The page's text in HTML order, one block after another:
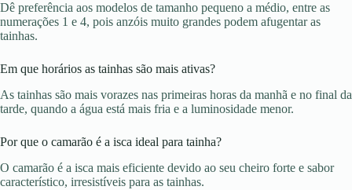
Dê preferência aos modelos de tamanho pequeno a médio, entre as
numerações 1 e 4, pois anzóis muito grandes podem afugentar as
tainhas.
Em que horários as tainhas são mais ativas?
As tainhas são mais vorazes nas primeiras horas da manhã e no final da
tarde, quando a água está mais fria e a luminosidade menor.
Por que o camarão é a isca ideal para tainha?
O camarão é a isca mais eficiente devido ao seu cheiro forte e sabor
característico, irresistíveis para as tainhas.